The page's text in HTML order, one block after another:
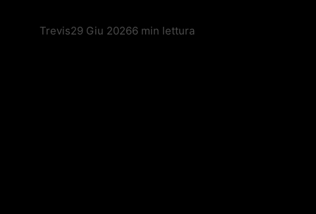
Trevis29 Giu 20266 min lettura